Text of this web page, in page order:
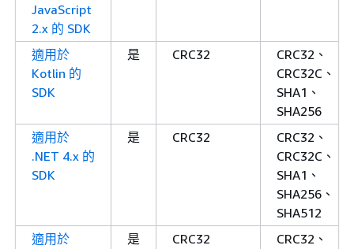
JavaScript
2.x 的 SDK
適用於
Kotlin 的
SDK
是 CRC32
CRC32、
CRC32C、
SHA1、
SHA256
適用於
.NET 4.x 的
SDK
是 CRC32
CRC32、
CRC32C、
SHA1、
SHA256、
SHA512
適用於
是 CRC32
CRC32、